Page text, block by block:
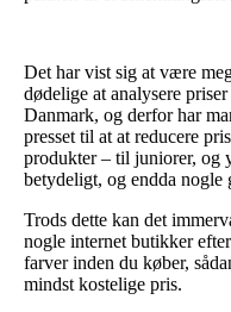
Det har vist sig at være
dødelige at analysere
Danmark, og derfor har
presset til at at reducere
produkter – til juniorer, og
betydeligt, og endda nogle
Trods dette kan det
nogle internet butikker
farver inden du køber,
mindst kostelige pris.